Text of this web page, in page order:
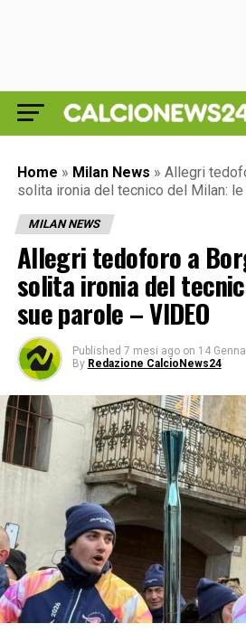
Home » Milan News » Allegri
solita ironia del tecnico del Milan:
MILAN NEWS
Allegri tedoforo a
solita ironia del
sue parole – VIDEO
Published 7 mesi ago on 14
By Redazione CalcioNews24